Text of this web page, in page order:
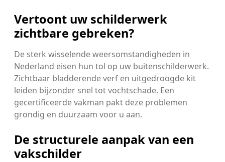
Vertoont uw schilderwerk
zichtbare gebreken?
De sterk wisselende weersomstandigheden in
Nederland eisen hun tol op uw buitenschilderwerk.
Zichtbaar bladderende verf en uitgedroogde kit
leiden bijzonder snel tot vochtschade. Een
gecertificeerde vakman pakt deze problemen
grondig en duurzaam voor u aan.
De structurele aanpak van een
vakschilder